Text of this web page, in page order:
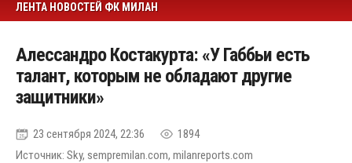
ЛЕНТА НОВОСТЕЙ ФК МИЛАН
Алессандро Костакурта: «У Габбьи есть
талант, которым не обладают другие
защитники»
23 сентября 2024, 22:36
1894
Источник: Sky, sempremilan.com, milanreports.com